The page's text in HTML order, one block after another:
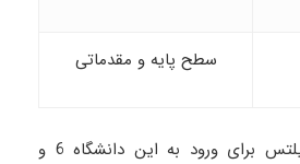
سطح پایه و مقدماتی
حداقل نمره آیلتس برای ورود به این دانشگاه 6 و